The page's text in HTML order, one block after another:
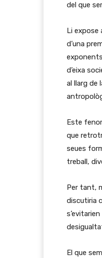
del que
Li expose
d’una
d’eixa
al llarg de
Este
que
seues
treball,
Per tant,
discutiria
El que